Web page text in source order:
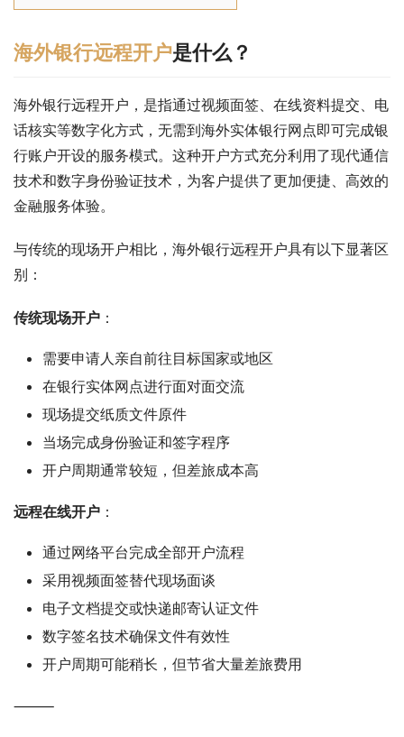
海外银行远程开户是什么？
海外银行远程开户，是指通过视频面签、在线资料提交、电
话核实等数字化方式，无需到海外实体银行网点即可完成银
行账户开设的服务模式。这种开户方式充分利用了现代通信
技术和数字身份验证技术，为客户提供了更加便捷、高效的
金融服务体验。
与传统的现场开户相比，海外银行远程开户具有以下显著区
别：
传统现场开户 ：
需要申请人亲自前往目标国家或地区
在银行实体网点进行面对面交流
现场提交纸质文件原件
当场完成身份验证和签字程序
开户周期通常较短，但差旅成本高
远程在线开户 ：
通过网络平台完成全部开户流程
采用视频面签替代现场面谈
电子文档提交或快递邮寄认证文件
数字签名技术确保文件有效性
开户周期可能稍长，但节省大量差旅费用
⸻